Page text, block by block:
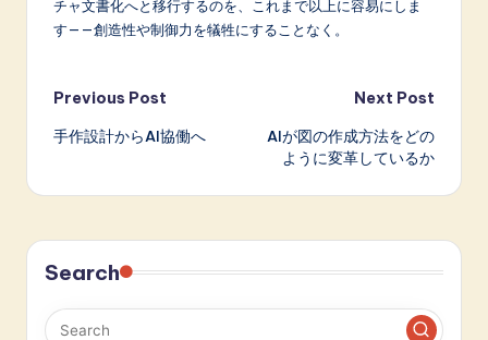
チャ文書化へと移行するのを、これまで以上に容易にしま
す——創造性や制御力を犠牲にすることなく。
Post
navigation
Previous Post
手作設計からAI協働へ
Next Post
AIが図の作成方法をどの
ように変革しているか
Search